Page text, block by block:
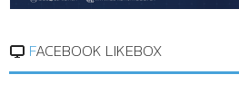
FACEBOOK LIKEBOX